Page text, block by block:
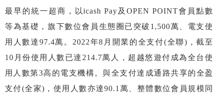
最早的統一超商，以icash Pay及OPEN POINT會員點數
等為基礎，旗下數位會員生態圈已突破1,500萬、電支使
用人數達97.4萬。2022年8月開業的全支付(全聯)，截至
10月份使用人數已達214.7萬人，超越悠遊付成為全台使
用人數第3高的電支機構。與全支付達成通路共享的全盈
支付(全家)，使用人數亦達90.1萬、整體數位會員規模同